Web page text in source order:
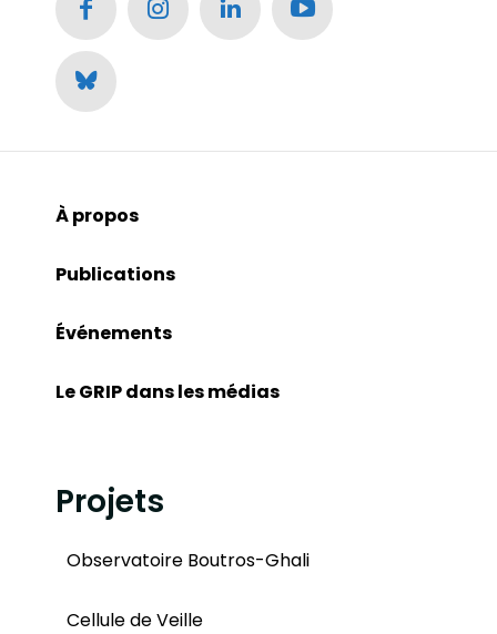
À propos
Publications
Événements
Le GRIP dans les médias
Projets
Observatoire Boutros-Ghali
Cellule de Veille